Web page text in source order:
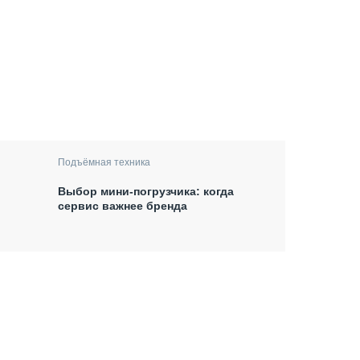
Подъёмная техника
Выбор мини-погрузчика: когда
сервис важнее бренда